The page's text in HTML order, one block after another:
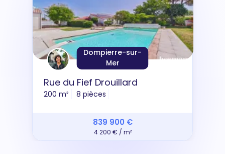
Dompierre-sur-
Mer
Rue du Fief Drouillard
200 m² 8 pièces
839 900 €
4 200 € / m²